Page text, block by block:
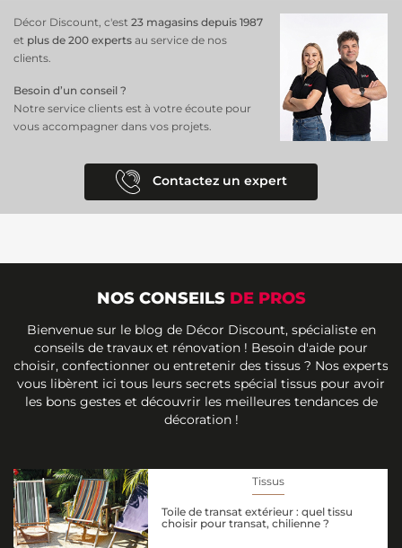
Décor Discount, c'est 23 magasins depuis 1987
et plus de 200 experts au service de nos
clients.
Besoin d’un conseil ?
Notre service clients est à votre écoute pour
vous accompagner dans vos projets.
Contactez un expert
NOS CONSEILS DE PROS
Bienvenue sur le blog de Décor Discount, spécialiste en
conseils de travaux et rénovation ! Besoin d'aide pour
choisir, confectionner ou entretenir des tissus ? Nos experts
vous libèrent ici tous leurs secrets spécial tissus pour avoir
les bons gestes et découvrir les meilleures tendances de
décoration !
Tissus
Toile de transat extérieur : quel tissu
choisir pour transat, chilienne ?